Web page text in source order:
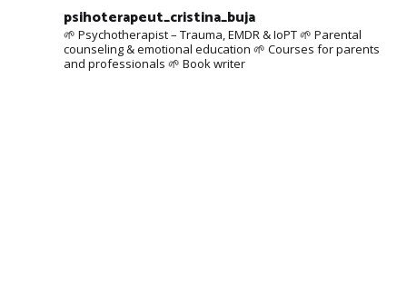
psihoterapeut_cristina_buja
🌱 Psychotherapist – Trauma, EMDR & IoPT🌱 Parental
counseling & emotional education 🌱 Courses for parents
and professionals 🌱 Book writer